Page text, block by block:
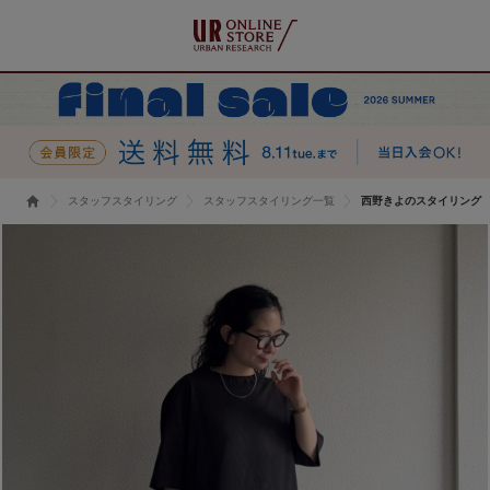
スタッフスタイリング スタッフスタイリング一覧 西野きよのスタイリング